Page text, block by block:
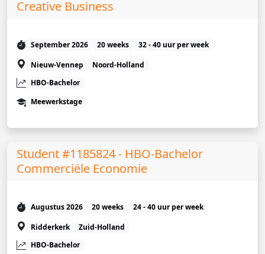
Creative Business
September 2026 20 weeks
32 - 40 uur per week
Nieuw-Vennep
Noord-Holland
HBO-Bachelor
Meewerkstage
Student #1185824 - HBO-Bachelor
Commerciële Economie
Augustus 2026 20 weeks
24 - 40 uur per week
Ridderkerk
Zuid-Holland
HBO-Bachelor